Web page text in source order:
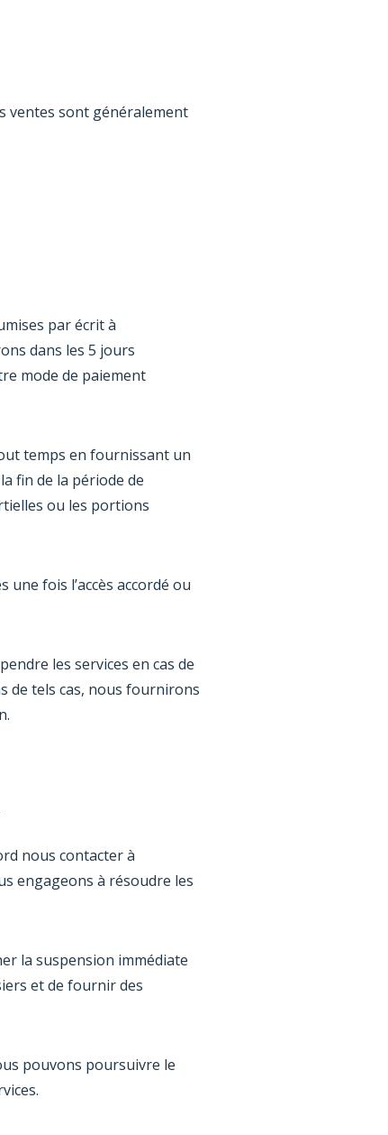
ventes sont généralement
par écrit à
dans les 5 jours
mode de paiement
temps en fournissant un
fin de la période de
ou les portions
fois l’accès accordé ou
les services en cas de
de tels cas, nous fournirons
nous contacter à
engageons à résoudre les
la suspension immédiate
et de fournir des
pouvons poursuivre le